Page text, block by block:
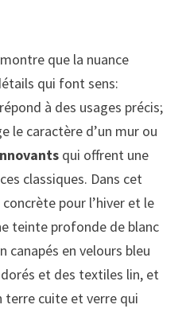
que la nuance
qui font sens:
à des usages précis;
le caractère d’un mur ou
qui offrent une
classiques. Dans cet
pour l’hiver et le
teinte profonde de blanc
canapés en velours bleu
et des textiles lin, et
terre cuite et verre qui